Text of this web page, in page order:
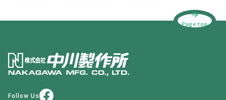
Page top
Follow Us